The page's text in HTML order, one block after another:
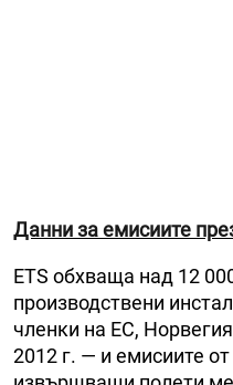
Данни за емисиите
ETS обхваща над 12
производствени
членки на ЕС,
2012 г. — и емисиите